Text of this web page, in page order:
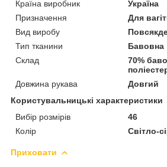
Країна виробник
Україна
Призначення
Для
Вид виробу
Тип тканини
Бавовна
Склад
70%
Довжина рукава
Довгий
Користувальницькі характеристики
Вибір розмірів
46
Колір
Світло-
Приховати